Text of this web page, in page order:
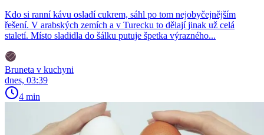
Kdo si ranní kávu osladí cukrem, sáhl po tom nejobyčejnějším
řešení. V arabských zemích a v Turecku to dělají jinak už celá
staletí. Místo sladidla do šálku putuje špetka výrazného...
Bruneta v kuchyni
dnes, 03:39
4 min